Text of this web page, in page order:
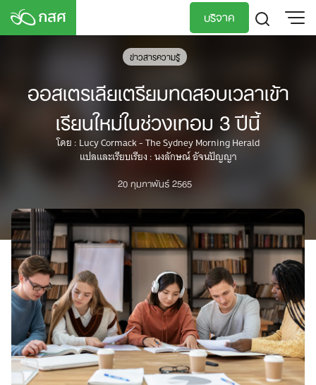
Skip
บริจาค
ข่าวสารความรู้
ออสเตรเลียเตรียมทดสอบเวลาเข้า
เรียนใหม่ในช่วงเทอม 3 ปีนี้
โดย : Lucy Cormack - The Sydney Morning Herald
แปลและเรียบเรียง : นงลักษณ์ อัจนปัญญา
20 กุมภาพันธ์ 2565